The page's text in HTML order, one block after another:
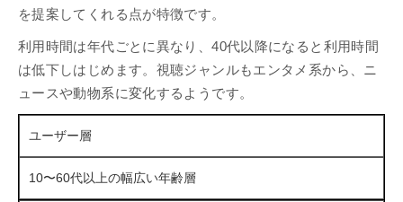
を提案してくれる点が特徴です。
利用時間は年代ごとに異なり、40代以降になると利用時間
は低下しはじめます。視聴ジャンルもエンタメ系から、ニ
ュースや動物系に変化するようです。
ユーザー層
10〜60代以上の幅広い年齢層